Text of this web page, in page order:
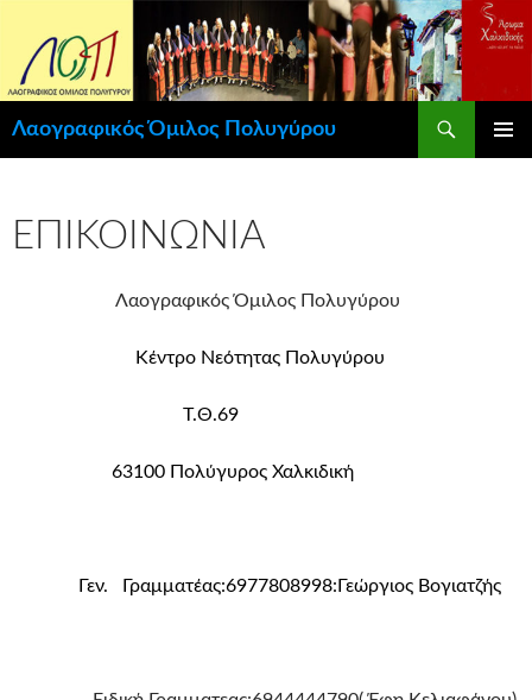
περιεχόμενο
Λαογραφικός Όμιλος Πολυγύρου
ΕΠΙΚΟΙΝΩΝΊΑ
Λαογραφικός Όμιλος Πολυγύρου
Κέντρο Νεότητας Πολυγύρου
Τ.Θ.69
63100 Πολύγυρος Χαλκιδική
Γεν. Γραμματέας:6977808998:Γεώργιος Βογιατζής